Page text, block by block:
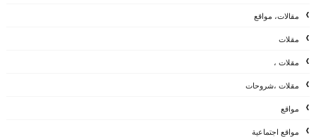
مقالات، مواقع
مقلات
مقلات ،
مقلات ،شروحات
مواقع
مواقع اجتماعية